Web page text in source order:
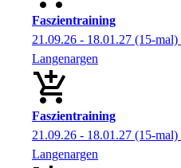
Faszientraining
21.09.26 - 18.01.27 (15-mal)
Langenargen
Faszientraining
21.09.26 - 18.01.27 (15-mal)
Langenargen